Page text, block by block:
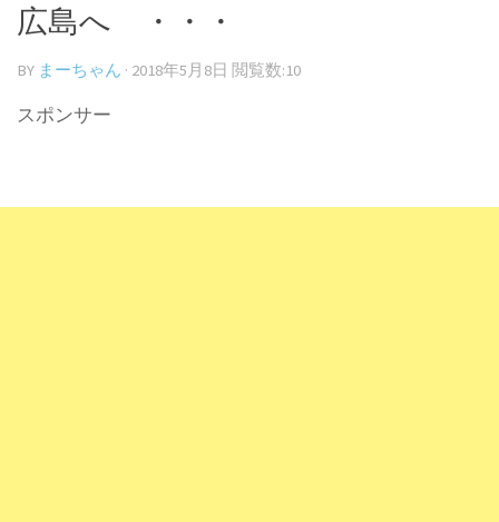
広島へ ・・・
BY まーちゃん · 2018年5月8日 閲覧数:10
スポンサー